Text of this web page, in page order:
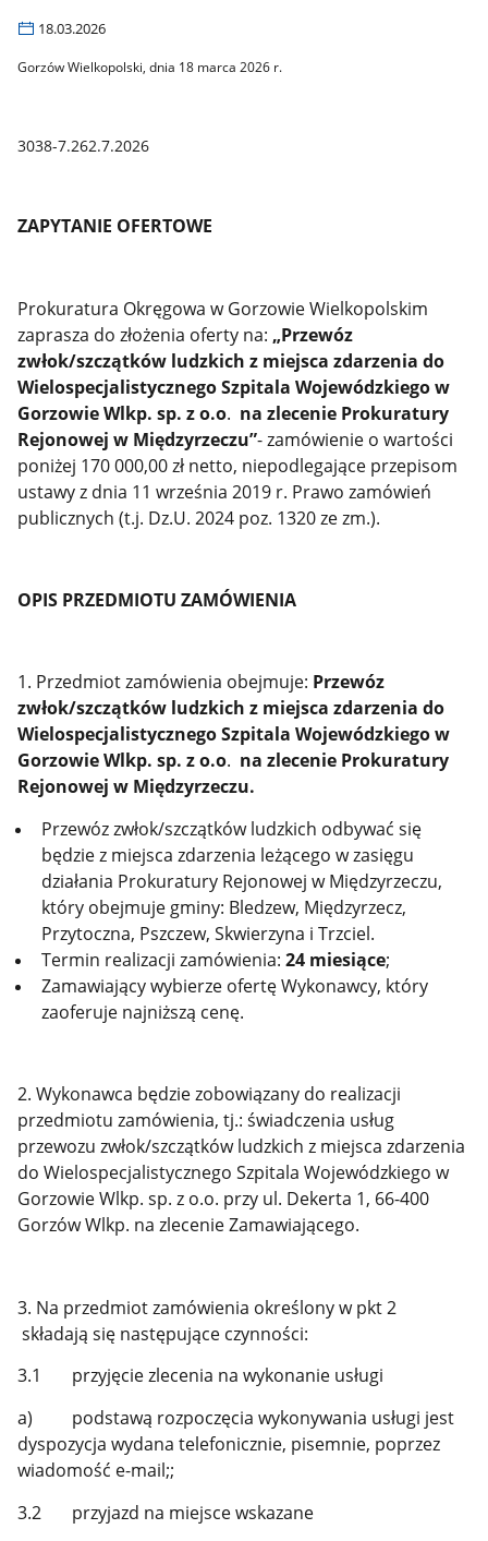
18.03.2026
Gorzów Wielkopolski, dnia 18 marca 2026 r.
3038-7.262.7.2026
ZAPYTANIE OFERTOWE
Prokuratura Okręgowa w Gorzowie Wielkopolskim
zaprasza do złożenia oferty na: „Przewóz
zwłok/szczątków ludzkich z miejsca zdarzenia do
Wielospecjalistycznego Szpitala Wojewódzkiego w
Gorzowie Wlkp. sp. z o.o. na zlecenie Prokuratury
Rejonowej w Międzyrzeczu”- zamówienie o wartości
poniżej 170 000,00 zł netto, niepodlegające przepisom
ustawy z dnia 11 września 2019 r. Prawo zamówień
publicznych (t.j. Dz.U. 2024 poz. 1320 ze zm.).
OPIS PRZEDMIOTU ZAMÓWIENIA
1. Przedmiot zamówienia obejmuje: Przewóz
zwłok/szczątków ludzkich z miejsca zdarzenia do
Wielospecjalistycznego Szpitala Wojewódzkiego w
Gorzowie Wlkp. sp. z o.o. na zlecenie Prokuratury
Rejonowej w Międzyrzeczu.
Przewóz zwłok/szczątków ludzkich odbywać się
będzie z miejsca zdarzenia leżącego w zasięgu
działania Prokuratury Rejonowej w Międzyrzeczu,
który obejmuje gminy: Bledzew, Międzyrzecz,
Przytoczna, Pszczew, Skwierzyna i Trzciel.
Termin realizacji zamówienia:24 miesiące;
Zamawiający wybierze ofertę Wykonawcy, który
zaoferuje najniższą cenę.
2. Wykonawca będzie zobowiązany do realizacji
przedmiotu zamówienia, tj.: świadczenia usług
przewozu zwłok/szczątków ludzkich z miejsca zdarzenia
do Wielospecjalistycznego Szpitala Wojewódzkiego w
Gorzowie Wlkp. sp. z o.o. przy ul. Dekerta 1, 66-400
Gorzów Wlkp. na zlecenie Zamawiającego.
3. Na przedmiot zamówienia określony w pkt 2
składają się następujące czynności:
3.1 przyjęcie zlecenia na wykonanie usługi
a) podstawą rozpoczęcia wykonywania usługi jest
dyspozycja wydana telefonicznie, pisemnie, poprzez
wiadomość e-mail;;
3.2 przyjazd na miejsce wskazane